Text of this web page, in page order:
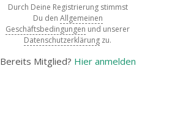
Durch Deine Registrierung stimmst
Du den Allgemeinen
Geschäftsbedingungen und unserer
Datenschutzerklärung zu.
Bereits Mitglied? Hier anmelden